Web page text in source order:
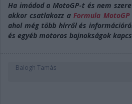
Ha imádod a MotoGP-t és nem
akkor csatlakozz aFormula
ahol még több hírről és
és egyéb motoros bajnokságok
Balogh Tamás